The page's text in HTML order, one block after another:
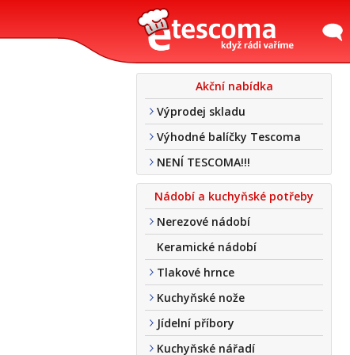
Akční nabídka
Výprodej skladu
Výhodné balíčky Tescoma
NENÍ TESCOMA!!!
Nádobí a kuchyňské potřeby
Nerezové nádobí
Keramické nádobí
Tlakové hrnce
Kuchyňské nože
Jídelní příbory
Kuchyňské nářadí